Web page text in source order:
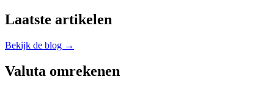
Laatste artikelen
Bekijk de blog →
Valuta omrekenen